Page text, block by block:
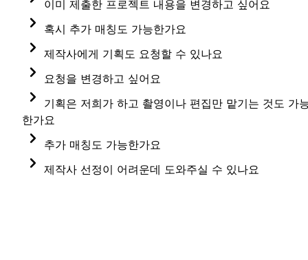
비교 견적 : 공고 발송 후 24시간 안에 최대 10개
제작사의 포트폴리오와 견적서를 전달드려요.
비교견적을 받은 후에는 원하는 제작사를 선택하고,
미팅을 진행할 수 있습니다.
다만, 영상 프로젝트에 적합한 예산은 복합적으로
결정되기 때문에 예산 설정에 있어 가장 중요한 기준은
참고 영상
"이렇게 만들고 싶어요"하는 영상을 찾아서 신청서에
첨부해주시면, 해당 영상을 토대로 전문 매니저가
상담을 도와드려요.
벤더 등록이 필요하신 경우 매니저 혹은 고객센터를
통해 필요한 사항을 요청해주세요.
오프라인 미팅을 요청하는 경우 미팅 장소를 꼭 함께
작성해주세요.
하지만 금액대가 높은 프로젝트인 경우 안전한 제작을
위해 간단한 화상미팅은 반드시 진행하실 것을
권장드립니다.
이미 제출한 프로젝트 내용을 변경하고 싶어요
프로젝트의 세부 내용이 변경된 경우 담당 매니저에게
말씀해주세요. 변경된 내용에 맞춰서 다시 한 번 견적을
받아보실 수 있습니다.
혹시 추가 매칭도 가능한가요
간혹 매칭된 제작사들의 일정이 맞지 않거나, 제작
조건이 까다로운 경우 매칭된 제작사가 많지 않을 수도
있는데요. 이런 경우에는 마감 기한이나 상세 조건 등을
수정해서 다시 한 번 매칭을 진행할 수 있습니다.
제작사에게 기획도 요청할 수 있나요
네, 기획이 필요하신 경우 말씀주시면 기획 작업까지
가능한 제작사로 매칭해드릴 수 있어요. 단, 만족스러운
영상 기획과 제작을 위해서 영상 제작의 목적, 전달
타겟, 레퍼런스 등을 많이 전달주실수록 좋습니다.
요청을 변경하고 싶어요
요청을 변경하고 싶은 경우, 마감 기한 종료 이전이라면
매칭된 제작사 전체를 대상으로 프로젝트 변경 메일을
발송하여 견적서를 받습니다. 마감 기한 종료 이후라면
요청사항에 따라 이미 지원한 크리에이터 재매칭 혹은
제외 매칭 둘 다 가능합니다.
기획은 저희가 하고 촬영이나 편집만 맡기는 것도 가
한가요
그럼요. 다양한 프로젝트에서 기획팀 혹은 마케팅팀이
기획을 하고 촬영과 편집을 담당할 제작사를 찾으시는
경우도 많습니다. 추가로 기획, 촬영, 편집 등 단계별
추가 매칭도 가능한가요
간혹 매칭된 제작사들의 일정이 맞지 않거나, 제작
제작사 선정이 어려운데 도와주실 수 있나요